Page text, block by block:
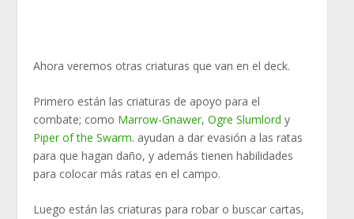
Ahora veremos otras criaturas que van en el deck.
Primero están las criaturas de apoyo para el
combate; como Marrow-Gnawer,Ogre Slumlord y
Piper of the Swarm. ayudan a dar evasión a las ratas
para que hagan daño, y además tienen habilidades
para colocar más ratas en el campo.
Luego están las criaturas para robar o buscar cartas,